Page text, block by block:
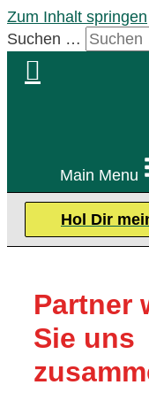
Zum Inhalt springen
Suchen …
Main Menu
Hol Dir
Partner
Sie uns